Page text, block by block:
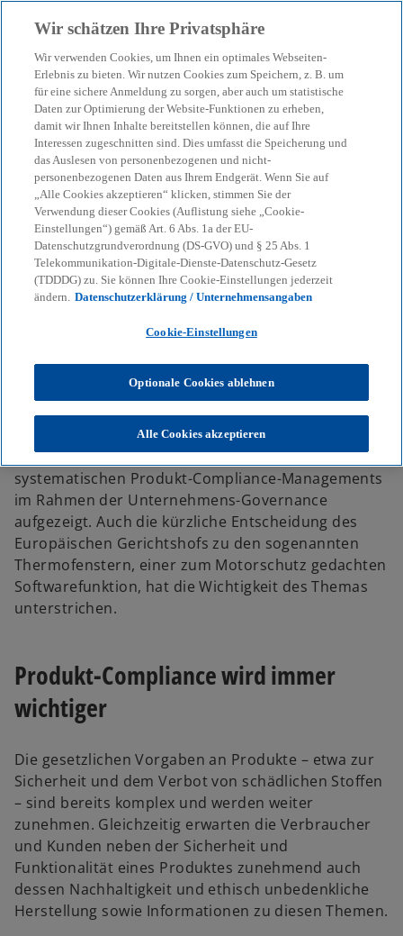
menu search
Die Anforderungen an die
Produkt-Compliance
steigen
01-01-2026
Share
w
i
r
n
e
u
R
g
i
t
r
k
a
t
e
g
ö
t
w
i
r
n
e
n
r
e
u
e
n
R
g
i
t
r
k
a
t
g
t
w
i
r
n
e
n
r
e
u
n
R
g
i
t
e
r
k
a
t
e
g
KPMG Themen
Corporate Governance & Compliance
Die Anforderungen an die Produkt-Compliance steigen
Die allgemein bekannte Dieselthematik hat – einem
Urknall gleich – die fundamentale Relevanz eines
systematischen Produkt-Compliance-Managements
im Rahmen der Unternehmens-Governance
aufgezeigt. Auch die kürzliche Entscheidung des
Europäischen Gerichtshofs zu den sogenannten
Thermofenstern, einer zum Motorschutz gedachten
Softwarefunktion, hat die Wichtigkeit des Themas
unterstrichen.
Produkt-Compliance wird immer
wichtiger
Die gesetzlichen Vorgaben an Produkte – etwa zur
Sicherheit und dem Verbot von schädlichen Stoffen
– sind bereits komplex und werden weiter
zunehmen. Gleichzeitig erwarten die Verbraucher
und Kunden neben der Sicherheit und
Funktionalität eines Produktes zunehmend auch
dessen Nachhaltigkeit und ethisch unbedenkliche
Herstellung sowie Informationen zu diesen Themen.
Wir schätzen Ihre Privatsphäre
Wir verwenden Cookies, um Ihnen ein optimales Webseiten-
Erlebnis zu bieten. Wir nutzen Cookies zum Speichern, z. B. um
für eine sichere Anmeldung zu sorgen, aber auch um statistische
Daten zur Optimierung der Website-Funktionen zu erheben,
damit wir Ihnen Inhalte bereitstellen können, die auf Ihre
Interessen zugeschnitten sind. Dies umfasst die Speicherung und
das Auslesen von personenbezogenen und nicht-
personenbezogenen Daten aus Ihrem Endgerät. Wenn Sie auf
„Alle Cookies akzeptieren“ klicken, stimmen Sie der
Verwendung dieser Cookies (Auflistung siehe „Cookie-
Einstellungen“) gemäß Art. 6 Abs. 1a der EU-
Datenschutzgrundverordnung (DS-GVO) und § 25 Abs. 1
Telekommunikation-Digitale-Dienste-Datenschutz-Gesetz
(TDDDG) zu. Sie können Ihre Cookie-Einstellungen jederzeit
ändern. Datenschutzerklärung / Unternehmensangaben
Cookie-Einstellungen
Optionale Cookies ablehnen
Alle Cookies akzeptieren